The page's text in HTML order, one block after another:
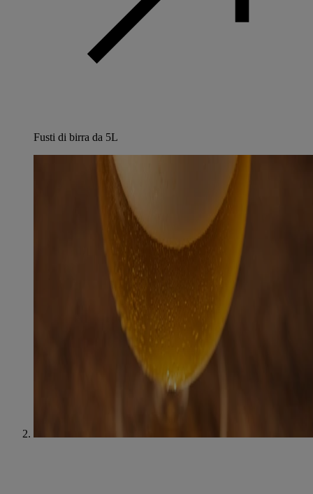
Fusti di birra da 5L